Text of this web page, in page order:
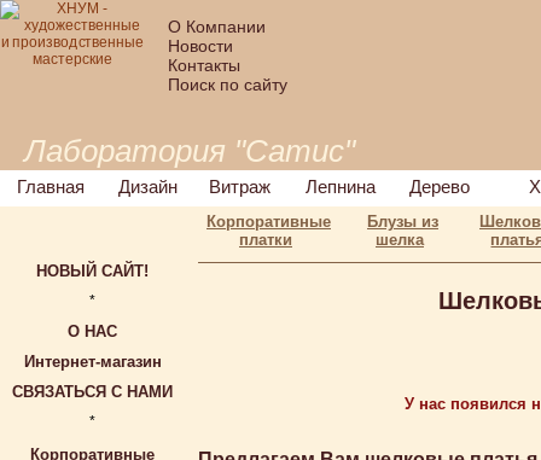
О Компании
Новости
Контакты
Поиск по сайту
Лаборатория "Сатис"
Главная Дизайн Витраж Лепнина Дерево
Корпоративные
платки
Блузы из
шелка
НОВЫЙ САЙТ!
*
О НАС
Интернет-магазин
СВЯЗАТЬСЯ С НАМИ
*
Корпоративные
У нас появился